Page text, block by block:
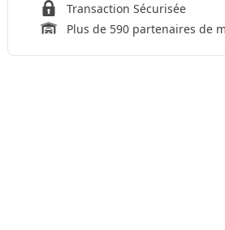
Transaction Sécurisée
Plus de 590 partenaires de